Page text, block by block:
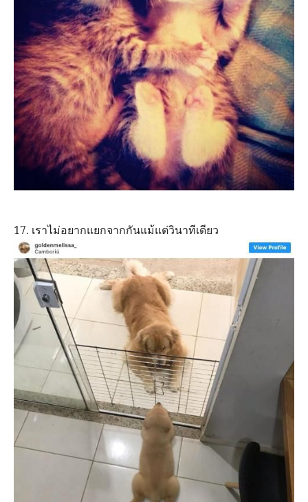
17. เราไม่อยากแยกจากกันแม้แต่วินาทีเดียว